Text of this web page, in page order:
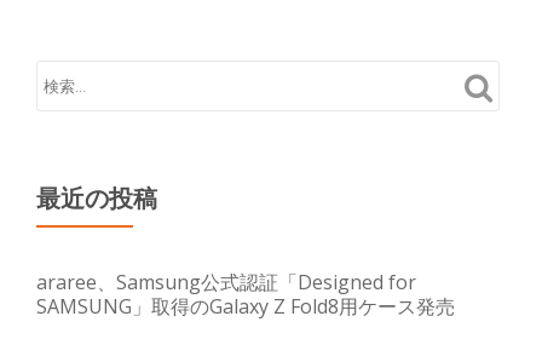
最近の投稿
araree、Samsung公式認証「Designed for
SAMSUNG」取得のGalaxy Z Fold8用ケース発売